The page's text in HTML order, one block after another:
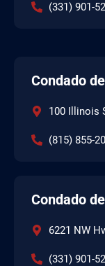
(331) 901-
Condado
100 Illinois
(815) 855-
Condado
6221 NW
(331) 901-